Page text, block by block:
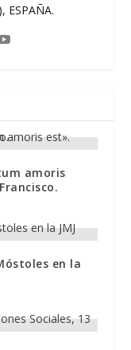
ESPAÑA.
amoris
en la